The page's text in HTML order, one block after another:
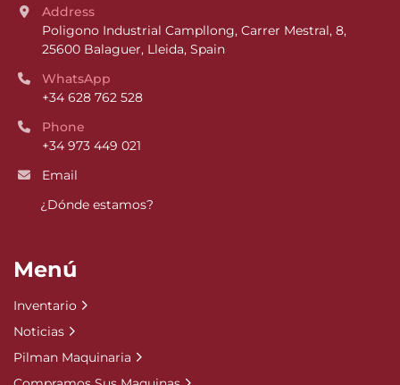
Address
Poligono Industrial Campllong, Carrer Mestral, 8,
25600 Balaguer, Lleida, Spain
WhatsApp
+34 628 762 528
Phone
+34 973 449 021
Email
¿Dónde estamos?
Menú
Inventario
Noticias
Pilman Maquinaria